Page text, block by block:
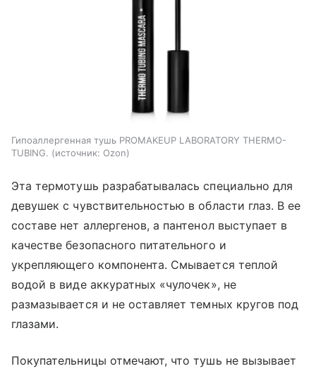
Гипоаллергенная тушь PROMAKEUP LABORATORY THERMO-
TUBING.
источник: Ozon
Эта термотушь разрабатывалась специально для
девушек с чувствительностью в области глаз. В ее
составе нет аллергенов, а пантенол выступает в
качестве безопасного питательного и
укрепляющего компонента. Смывается теплой
водой в виде аккуратных ‭«чулочек», не
размазывается и не оставляет темных кругов под
глазами.
Покупательницы отмечают, что тушь не вызывает